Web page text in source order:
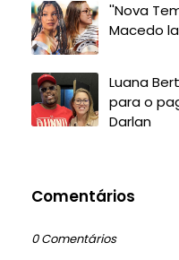
''Nova
Macedo
Luana
para o
Darlan
Comentários
0 Comentários